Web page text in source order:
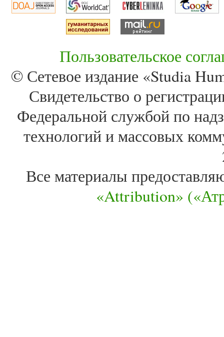
Пользовательское
© Сетевое издание «Studia
Свидетельство о
Федеральной службой по
технологий и массовых
Все материалы
«Attribution»